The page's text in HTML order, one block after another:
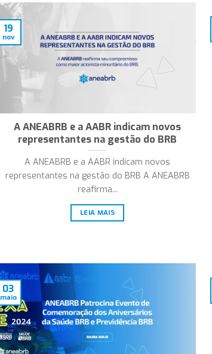
A ANEABRB e a AABR indicam novos
representantes na gestão do BRB
A ANEABRB e a AABR indicam novos
representantes na gestão do BRB A ANEABRB
reafirma...
LEIA MAIS
19
nov
03
maio